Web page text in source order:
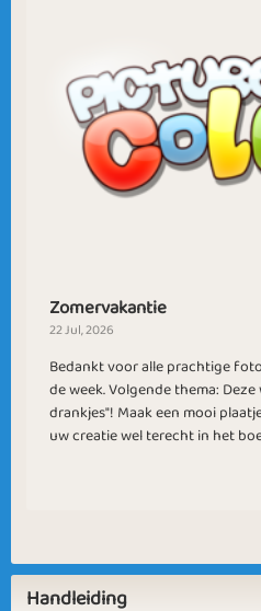
Afrodite
Cold Season
Zomervakantie
22 Jul, 2026
Bedankt voor alle prachtige
de week. Volgende thema:
drankjes"! Maak een mooi
uw creatie wel terecht in het
Handleiding